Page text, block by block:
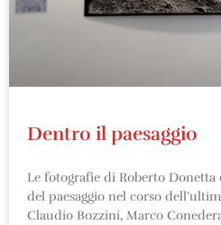
Dentro il paesaggio
Le fotografie di Roberto
del paesaggio nel corso
Claudio Bozzini, Marco